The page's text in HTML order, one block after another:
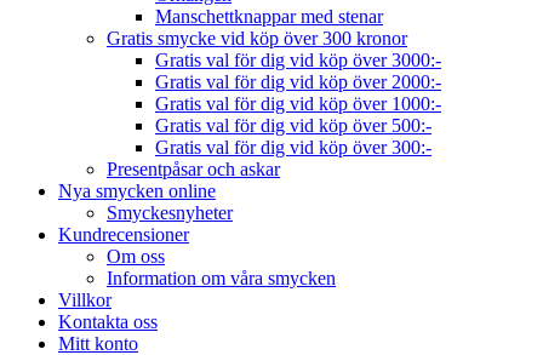
Manschettknappar med stenar
Gratis smycke vid köp över 300 kronor
Gratis val för dig vid köp över 3000:-
Gratis val för dig vid köp över 2000:-
Gratis val för dig vid köp över 1000:-
Gratis val för dig vid köp över 500:-
Gratis val för dig vid köp över 300:-
Presentpåsar och askar
Nya smycken online
Smyckesnyheter
Kundrecensioner
Om oss
Information om våra smycken
Villkor
Kontakta oss
Mitt konto